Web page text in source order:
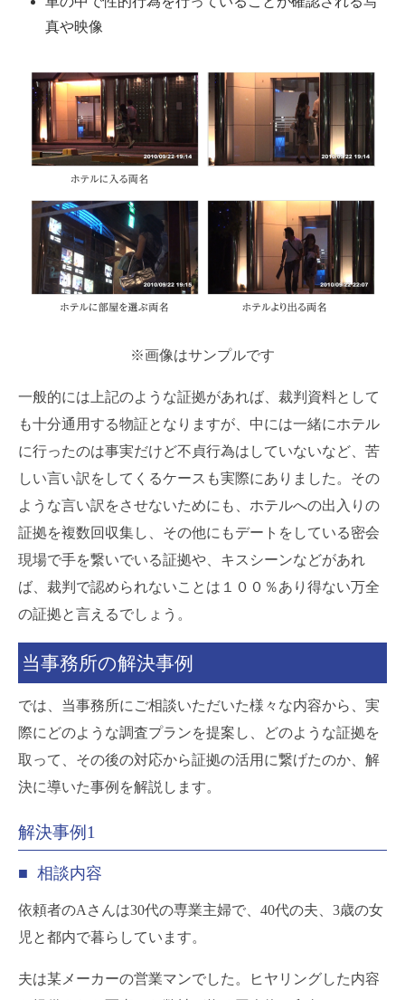
真や映像
※画像はサンプルです
一般的には上記のような証拠があれば、裁判資料として
も十分通用する物証となりますが、中には一緒にホテル
に行ったのは事実だけど不貞行為はしていないなど、苦
しい言い訳をしてくるケースも実際にありました。その
ような言い訳をさせないためにも、ホテルへの出入りの
証拠を複数回収集し、その他にもデートをしている密会
現場で手を繋いでいる証拠や、キスシーンなどがあれ
ば、裁判で認められないことは１００％あり得ない万全
の証拠と言えるでしょう。
当事務所の解決事例
では、当事務所にご相談いただいた様々な内容から、実
際にどのような調査プランを提案し、どのような証拠を
取って、その後の対応から証拠の活用に繋げたのか、解
決に導いた事例を解説します。
解決事例1
■ 相談内容
依頼者のAさんは30代の専業主婦で、40代の夫、3歳の女
児と都内で暮らしています。
夫は某メーカーの営業マンでした。ヒヤリングした内容